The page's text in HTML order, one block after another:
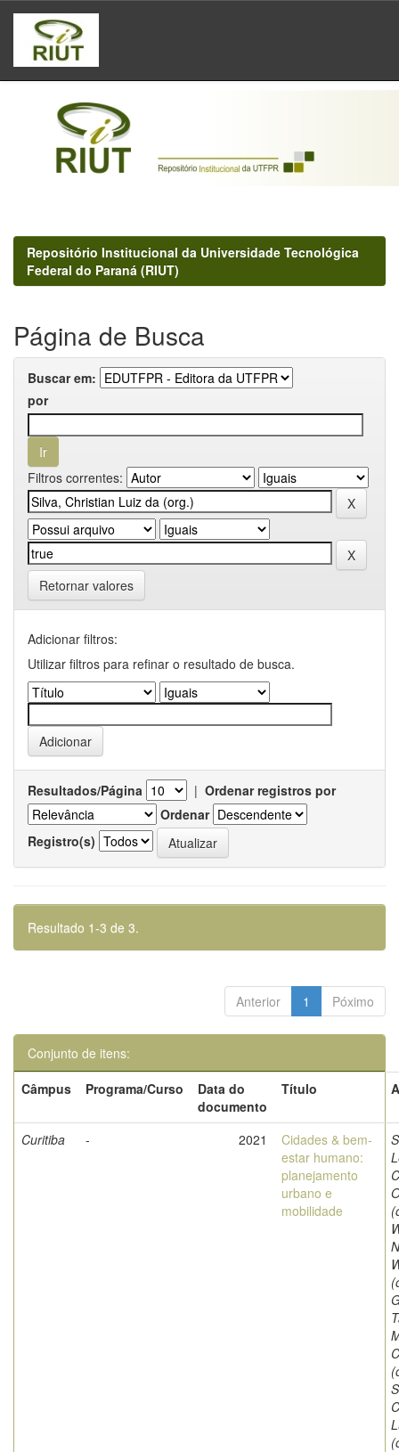
Skip
navigation
Repositório Institucional da Universidade Tecnológica
Federal do Paraná (RIUT)
Página de Busca
Buscar em:
por
Filtros correntes:
Retornar valores
Adicionar filtros:
Utilizar filtros para refinar o resultado de busca.
Resultados/Página | Ordenar registros por
Ordenar
Registro(s)
Resultado 1-3 de 3.
Anterior 1 Póximo
Conjunto de itens:
Câmpus
Programa/Curso
Data do
documento
Título
Curitiba - 2021
Cidades & bem-
estar humano:
planejamento
urbano e
mobilidade